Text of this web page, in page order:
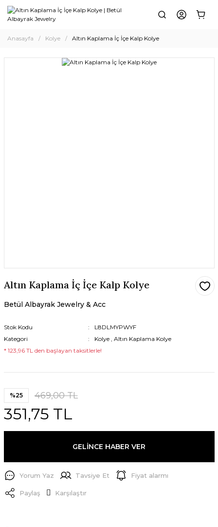
Anasayfa Kolye Altın Kaplama İç İçe Kalp Kolye
Altın Kaplama İç İçe Kalp Kolye
Betül Albayrak Jewelry & Acc
Stok Kodu
L8DLMYPWYF
Kategori
Kolye , Altın Kaplama Kolye
* 123,96 TL den başlayan taksitlerle!
%25 469,00 TL
351,75 TL
GELİNCE HABER VER
Yorum Yaz Tavsiye Et Fiyat alarmı
Paylaş Karşılaştır